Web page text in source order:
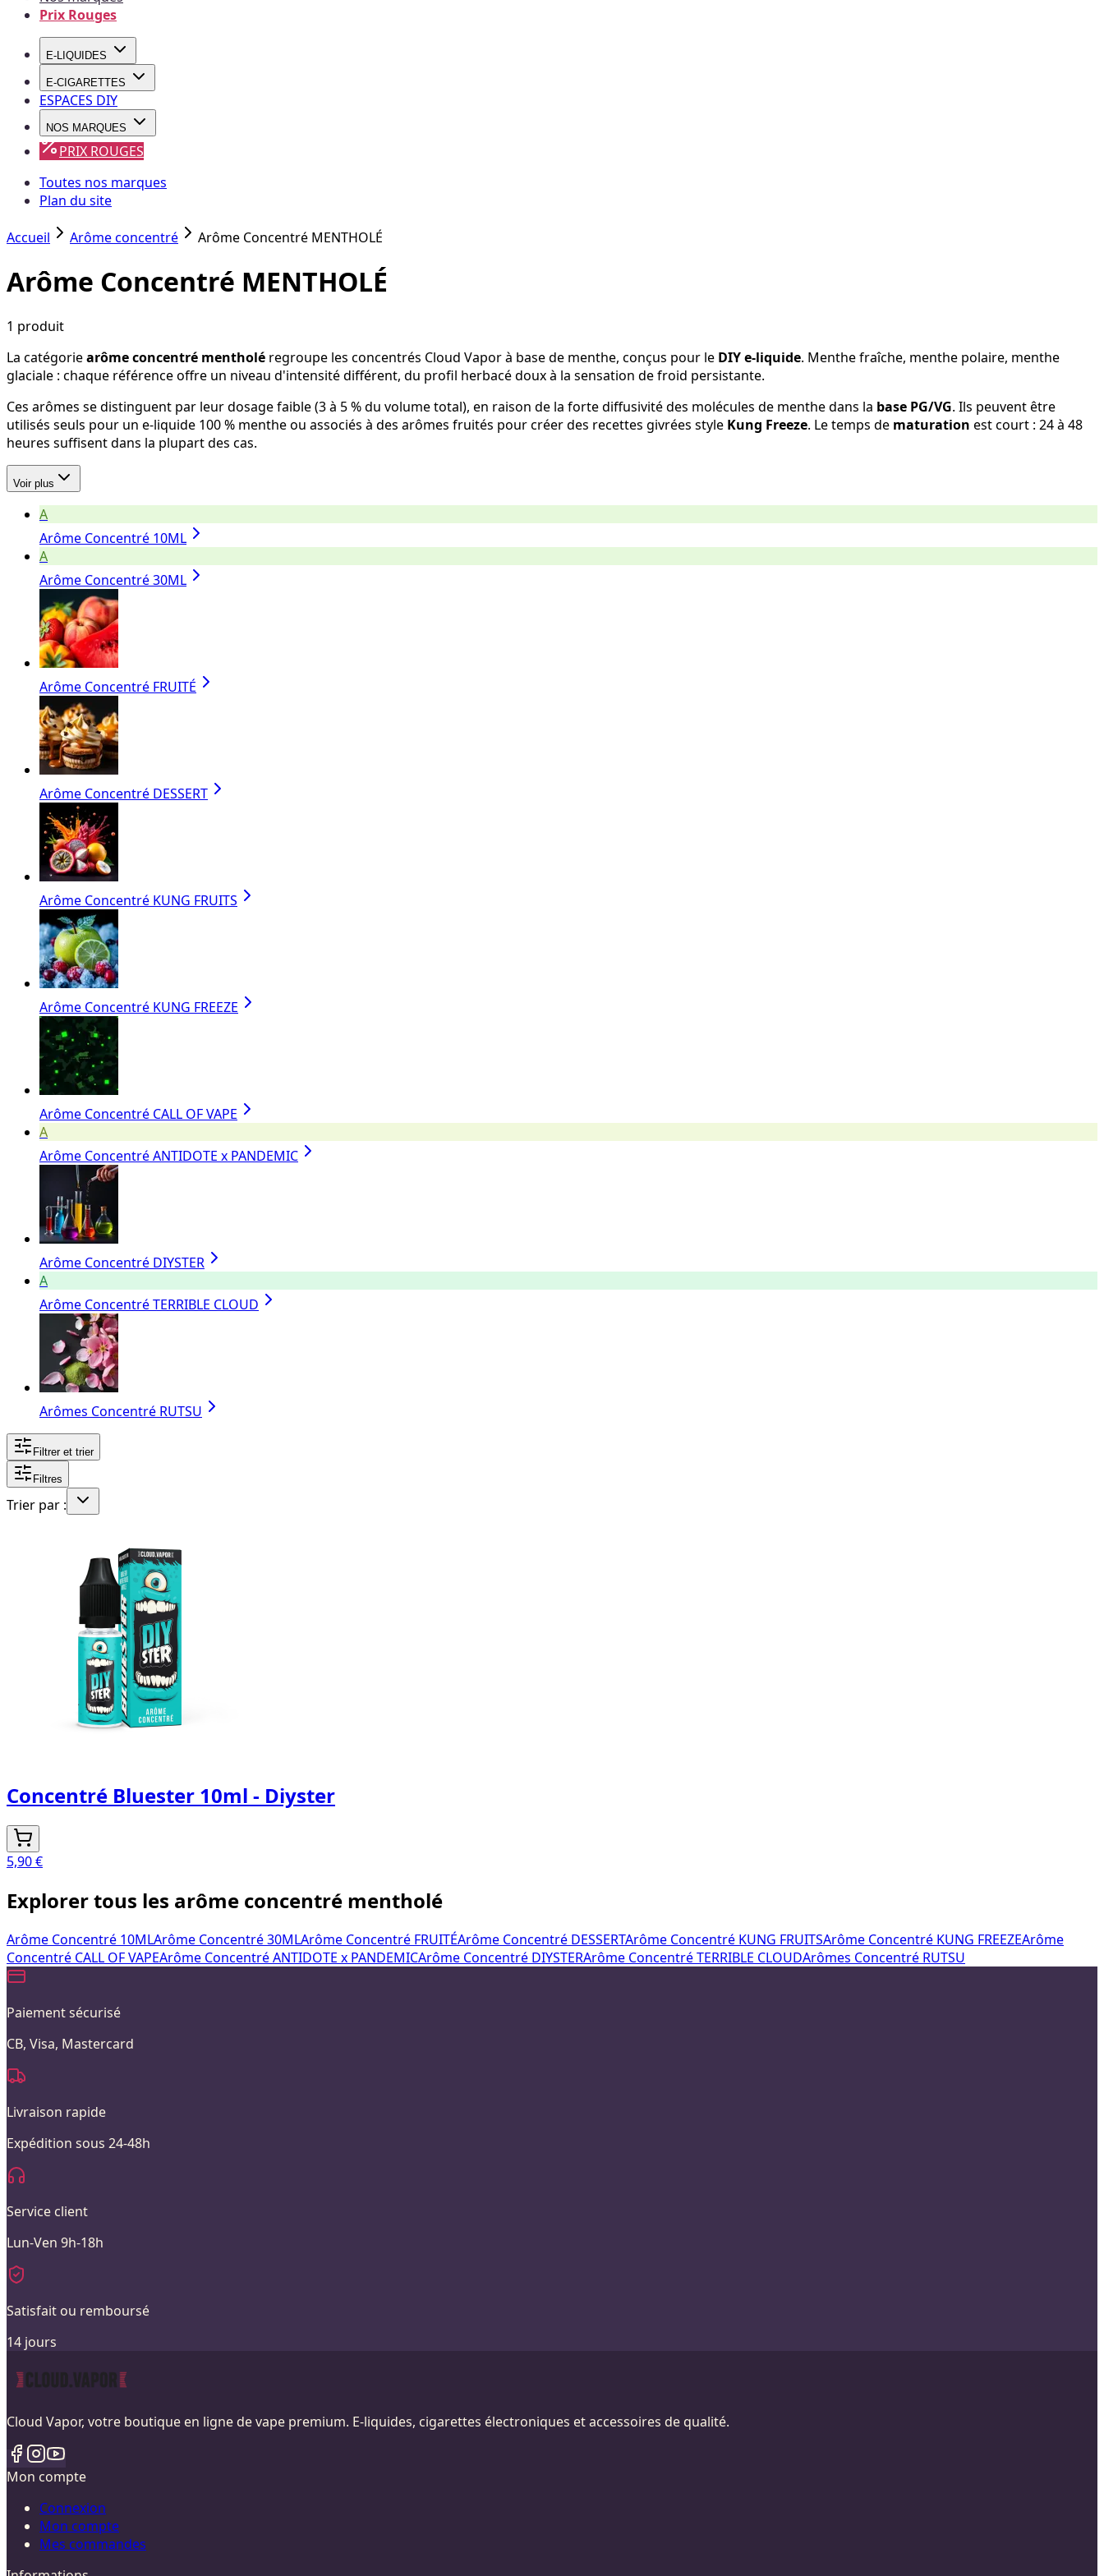
Prix Rouges
E-LIQUIDES
E-CIGARETTES
ESPACES DIY
NOS MARQUES
PRIX ROUGES
Toutes nos marques
Plan du site
Accueil Arôme concentré Arôme Concentré MENTHOLÉ
Arôme Concentré MENTHOLÉ
1 produit
La catégoriearôme concentré mentholé regroupe les concentrés Cloud Vapor à base de menthe, conçus pour le DIY e-liquide. Menthe fraîche, menthe polaire, menthe
glaciale : chaque référence offre un niveau d'intensité différent, du profil herbacé doux à la sensation de froid persistante.
Ces arômes se distinguent par leur dosage faible (3 à 5 % du volume total), en raison de la forte diffusivité des molécules de menthe dans la base PG/VG. Ils peuvent être
utilisés seuls pour un e-liquide 100 % menthe ou associés à des arômes fruités pour créer des recettes givrées style Kung Freeze. Le temps de maturation est court : 24 à 48
heures suffisent dans la plupart des cas.
Voir plus
A
Arôme Concentré 10ML
A
Arôme Concentré 30ML
Arôme Concentré FRUITÉ
Arôme Concentré DESSERT
Arôme Concentré KUNG FRUITS
Arôme Concentré KUNG FREEZE
Arôme Concentré CALL OF VAPE
A
Arôme Concentré ANTIDOTE x PANDEMIC
Arôme Concentré DIYSTER
A
Arôme Concentré TERRIBLE CLOUD
Arômes Concentré RUTSU
Filtrer et trier
Filtres
Trier par :
Concentré Bluester 10ml - Diyster
5,90 €
Explorer tous les arôme concentré mentholé
Arôme Concentré 10MLArôme Concentré 30MLArôme Concentré FRUITÉArôme Concentré DESSERTArôme Concentré KUNG FRUITSArôme Concentré KUNG FREEZEArôme
Concentré CALL OF VAPEArôme Concentré ANTIDOTE x PANDEMICArôme Concentré DIYSTERArôme Concentré TERRIBLE CLOUDArômes Concentré RUTSU
Paiement sécurisé
CB, Visa, Mastercard
Livraison rapide
Expédition sous 24-48h
Service client
Lun-Ven 9h-18h
Satisfait ou remboursé
14 jours
Cloud Vapor, votre boutique en ligne de vape premium. E-liquides, cigarettes électroniques et accessoires de qualité.
Mon compte
Connexion
Mon compte
Mes commandes